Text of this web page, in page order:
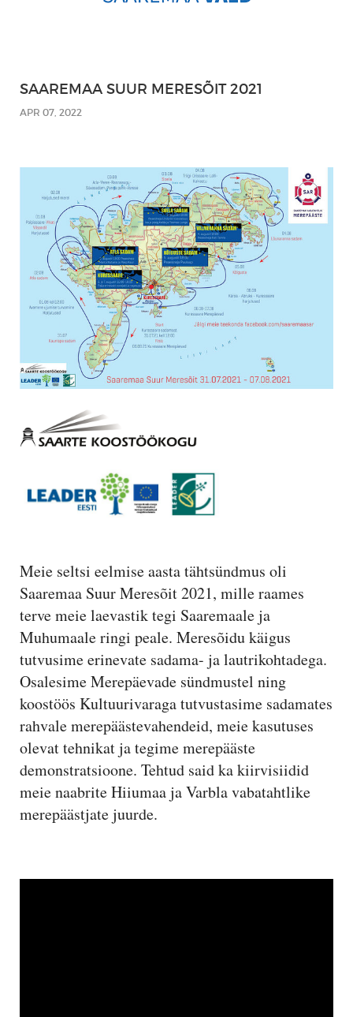
SAAREMAA SUUR MERESÕIT 2021
APR 07, 2022
Meie seltsi eelmise aasta tähtsündmus oli
Saaremaa Suur Meresõit 2021, mille raames
terve meie laevastik tegi Saaremaale ja
Muhumaale ringi peale. Meresõidu käigus
tutvusime erinevate sadama- ja lautrikohtadega.
Osalesime Merepäevade sündmustel ning
koostöös Kultuurivaraga tutvustasime sadamates
rahvale merepäästevahendeid, meie kasutuses
olevat tehnikat ja tegime merepääste
demonstratsioone. Tehtud said ka kiirvisiidid
meie naabrite Hiiumaa ja Varbla vabatahtlike
merepäästjate juurde.